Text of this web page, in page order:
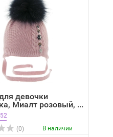
девочки
Миалт розовый, ...
(0)
В наличии